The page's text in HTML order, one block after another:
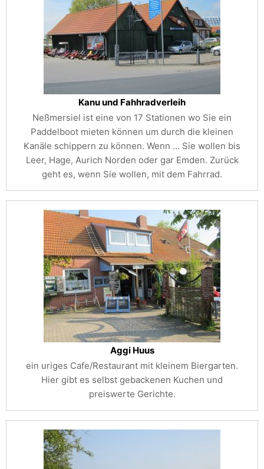
Kanu und Fahhradverleih
Neßmersiel ist eine von 17 Stationen wo Sie ein
Paddelboot mieten können um durch die kleinen
Kanäle schippern zu können. Wenn … Sie wollen bis
Leer, Hage, Aurich Norden oder gar Emden. Zurück
geht es, wenn Sie wollen, mit dem Fahrrad.
Aggi Huus
ein uriges Cafe/Restaurant mit kleinem Biergarten.
Hier gibt es selbst gebackenen Kuchen und
preiswerte Gerichte.